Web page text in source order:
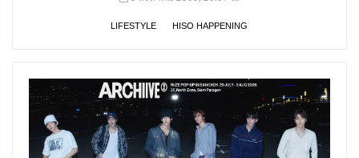
LIFESTYLE HISO HAPPENING